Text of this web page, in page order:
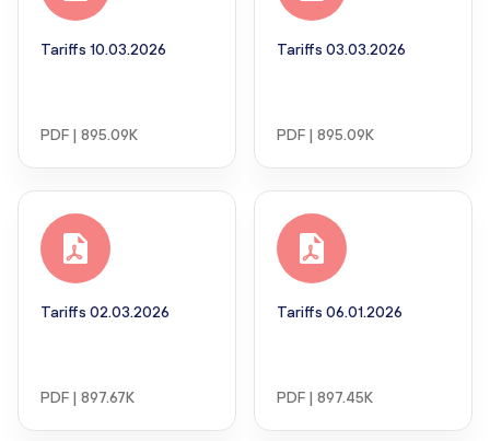
Tariffs 10.03.2026
PDF | 895.09K
Tariffs 03.03.2026
PDF | 895.09K
Tariffs 02.03.2026
PDF | 897.67K
Tariffs 06.01.2026
PDF | 897.45K